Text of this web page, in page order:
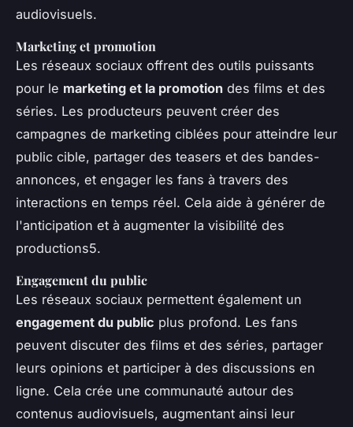
audiovisuels.
Marketing et promotion
Les réseaux sociaux offrent des outils puissants
pour le marketing et la promotion des films et des
séries. Les producteurs peuvent créer des
campagnes de marketing ciblées pour atteindre leur
public cible, partager des teasers et des bandes-
annonces, et engager les fans à travers des
interactions en temps réel. Cela aide à générer de
l'anticipation et à augmenter la visibilité des
productions5.
Engagement du public
Les réseaux sociaux permettent également un
engagement du public plus profond. Les fans
peuvent discuter des films et des séries, partager
leurs opinions et participer à des discussions en
ligne. Cela crée une communauté autour des
contenus audiovisuels, augmentant ainsi leur